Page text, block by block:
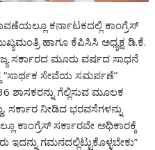
ಕರ್ನಾಟಕದಲ್ಲಿ ಕಾಂಗ್ರೆಸ್
ಹಾಗೂ ಕೆಪಿಸಿಸಿ ಅಧ್ಯಕ್ಷ ಡಿ.ಕೆ.
ಸರ್ಕಾರದ ಮೂರು ವರ್ಷದ ಸಾಧನೆ
“ಸಾರ್ಥಕ ಸೇವೆಯ ಸಮರ್ಪಣೆ”
ಶಾಸಕರನ್ನು ಗೆಲ್ಲಿಸುವ ಮೂಲಕ
ಸರ್ಕಾರ ನೀಡಿದ ಭರವಸೆಗಳನ್ನು
ಕಾಂಗ್ರೆಸ್ ಸರ್ಕಾರವೇ ಅಧಿಕಾರಕ್ಕೆ
ಗಮನದಲ್ಲಿಟ್ಟುಕೊಳ್ಳಬೇಕು”